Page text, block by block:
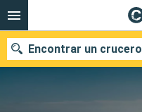
Encontrar un crucero